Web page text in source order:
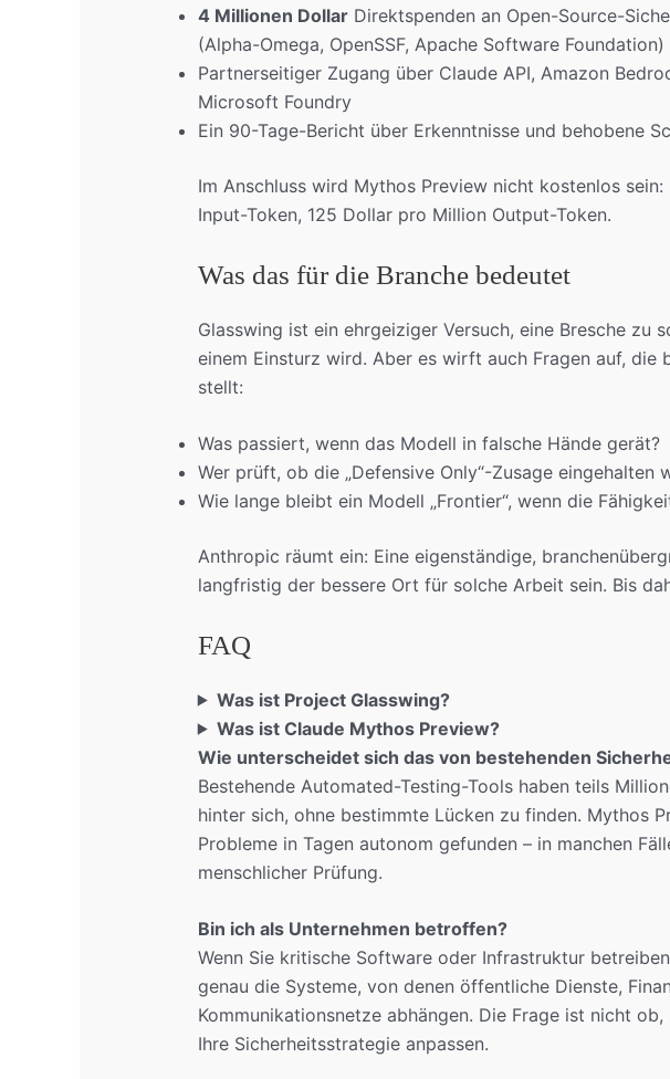
4 Millionen DollarDirektspenden an Open-Source-
(Alpha-Omega, OpenSSF, Apache Software Foundation)
Partnerseitiger Zugang über Claude API, Amazon
Microsoft Foundry
Ein 90-Tage-Bericht über Erkenntnisse und behobene
Im Anschluss wird Mythos Preview nicht kostenlos
Input-Token, 125 Dollar pro Million Output-Token.
Was das für die Branche bedeutet
Glasswing ist ein ehrgeiziger Versuch, eine Bresche zu
einem Einsturz wird. Aber es wirft auch Fragen auf, die
stellt:
Was passiert, wenn das Modell in falsche Hände gerät?
Wer prüft, ob die „Defensive Only“-Zusage eingehalten
Wie lange bleibt ein Modell „Frontier“, wenn die
Anthropic räumt ein: Eine eigenständige,
langfristig der bessere Ort für solche Arbeit sein. Bis
FAQ
Was ist Project Glasswing?
Was ist Claude Mythos Preview?
Wie unterscheidet sich das von bestehenden
Bestehende Automated-Testing-Tools haben teils
hinter sich, ohne bestimmte Lücken zu finden. Mythos
Probleme in Tagen autonom gefunden – in manchen
menschlicher Prüfung.
Bin ich als Unternehmen betroffen?
Wenn Sie kritische Software oder Infrastruktur
genau die Systeme, von denen öffentliche Dienste,
Kommunikationsnetze abhängen. Die Frage ist nicht
Ihre Sicherheitsstrategie anpassen.